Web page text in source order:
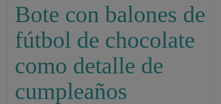
Bote con balones de
fútbol de chocolate
como detalle de
cumpleaños